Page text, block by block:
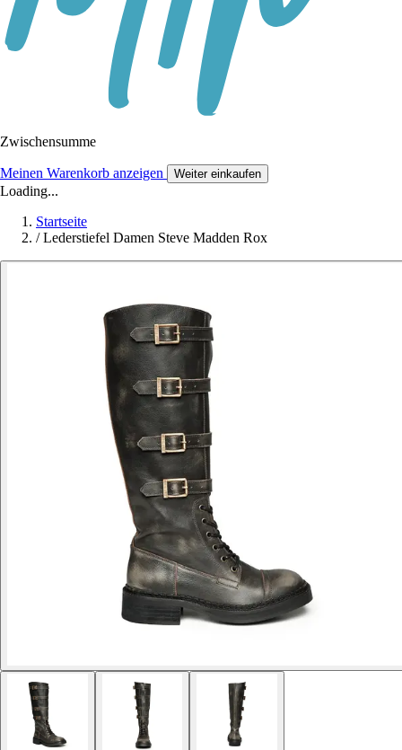
Zwischensumme
Meinen Warenkorb anzeigen Weiter einkaufen
Loading...
Startseite
/ Lederstiefel Damen Steve Madden Rox